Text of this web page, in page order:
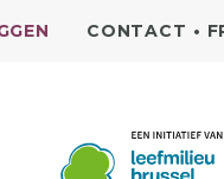
CONTACT •